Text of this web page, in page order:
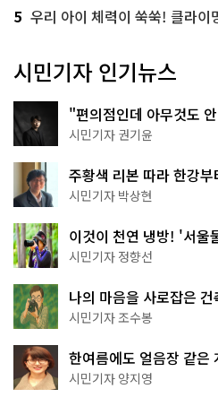
5 우리 아이 체력이 쑥쑥! 클라이
시민기자 인기뉴스
"편의점인데 아무것도
한 편의점의 정체
시민기자 권기윤
주황색 리본 따라 한강
서울둘레길 15코스
시민기자 박상현
이것이 천연 냉방! '서울
나볼까
시민기자 정향선
나의 마음을 사로잡은
상작 공개!
시민기자 조수봉
한여름에도 얼음장 같
천국이네~
시민기자 양지영